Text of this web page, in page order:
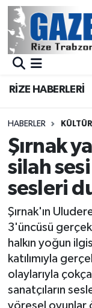
RİZE HABERLERİ
HABERLER
Şırnak
silah
sesleri
Şırnak'ın
3'üncüsü
halkın yoğun
katılımıyla
olaylarıyla
sanatçıların
BÖLGEMİZ
Asayiş
Rize
Bilim
Advertising
Canlı Maç
ÇEVRE
Merkez
Merkez
Süper Lig
Tüm
Son Dakika
Haber Arşivi